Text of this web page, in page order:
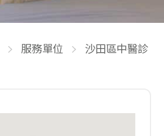
服務單位
沙田區中醫診